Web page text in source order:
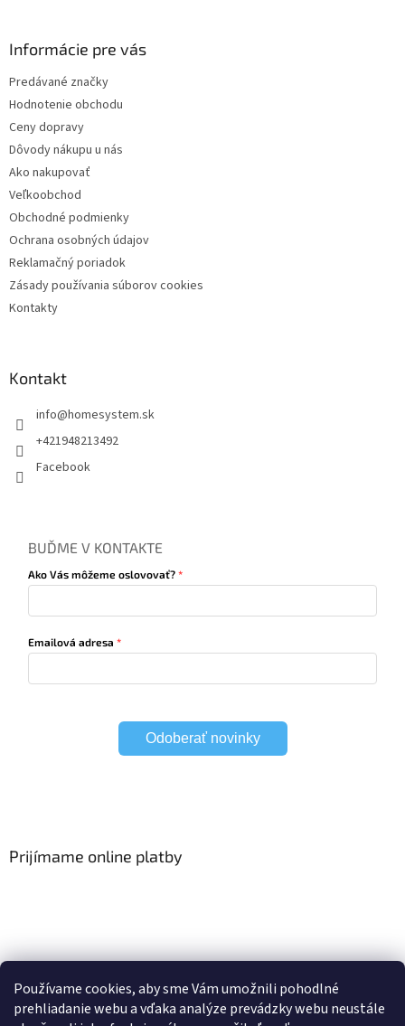
Používame cookies, aby sme Vám umožnili pohodlné
prehliadanie webu a vďaka analýze prevádzky webu neustále
Informácie pre vás
Predávané značky
Hodnotenie obchodu
Ceny dopravy
Dôvody nákupu u nás
Ako nakupovať
Veľkoobchod
Obchodné podmienky
Ochrana osobných údajov
Reklamačný poriadok
Zásady používania súborov cookies
Kontakty
Kontakt
info@homesystem.sk
+421948213492
Facebook
BUĎME V KONTAKTE
Ako Vás môžeme oslovovať?
Emailová adresa
Odoberať novinky
Prijímame online platby